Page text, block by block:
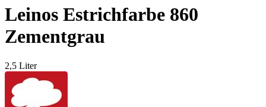
Leinos Estrichfarbe 860
Zementgrau
2,5 Liter